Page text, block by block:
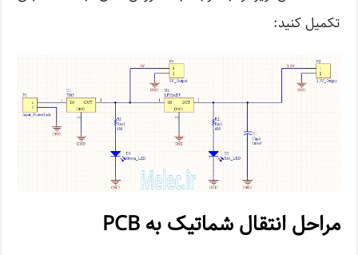
تکمیل کنید:
مراحل انتقال شماتیک به PCB